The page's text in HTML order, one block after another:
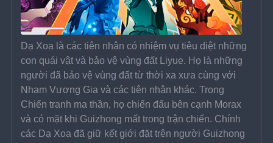
Dạ Xoa là các tiên nhân có nhiệm vụ tiêu diệt những
con quái vật và bảo vệ vùng đất Liyue. Họ là những
người đã bảo vệ vùng đất từ ​​thời xa xưa cùng với
Nham Vương Gia và các tiên nhân khác. Trong
Chiến tranh ma thần, họ chiến đấu bên cạnh Morax
và có mặt khi Guizhong mất trong trận chiến. Chính
các Dạ Xoa đã giữ kết giới đặt trên người Guizhong